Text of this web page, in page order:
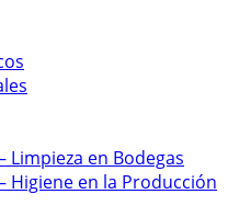
Limpieza en Bodegas
– Higiene en la Producción